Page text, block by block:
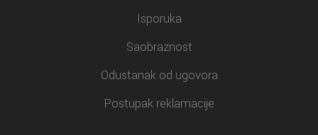
Isporuka
Saobraznost
Odustanak od ugovora
Postupak reklamacije